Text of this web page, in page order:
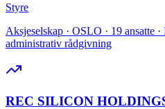
Styre
Aksjeselskap · OSLO · 19 ansatte
administrativ rådgivning
REC SILICON